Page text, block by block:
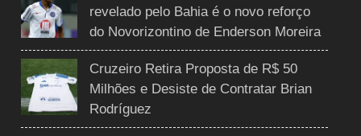
revelado pelo Bahia é o novo reforço
do Novorizontino de Enderson Moreira
Cruzeiro Retira Proposta de R$ 50
Milhões e Desiste de Contratar Brian
Rodríguez